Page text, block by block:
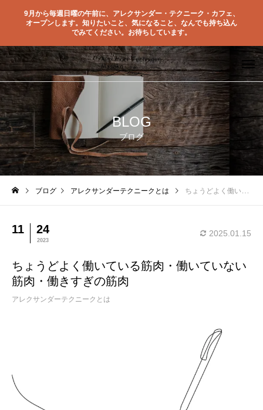
9月から毎週日曜の午前に、アレクサンダー・テクニーク・カフェ、
オープンします。知りたいこと、気になること、なんでも持ち込ん
でみてください。お待ちしています。
BLOG
ブログ
ブログ アレクサンダーテクニークとは ちょうどよく働いている筋肉・働いていない筋肉・働きすぎの筋肉
11 24
2023
2025.01.15
ちょうどよく働いている筋肉・働いていない
筋肉・働きすぎの筋肉
アレクサンダーテクニークとは